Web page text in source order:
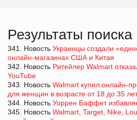
Результаты поиска
341. Новость Украинцы создали
онлайн-магазинах США и Китая
342. Новость Ритейлер Walmart
YouTube
343. Новость Walmart купил онлайн-
для женщин в возрасте от 18 до 35
344. Новость Уоррен Баффет
345. Новость Walmart, Target, Nike,